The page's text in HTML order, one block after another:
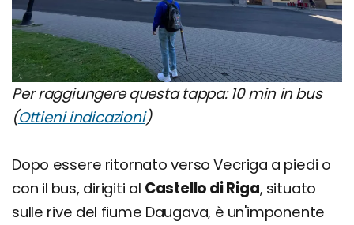
Per raggiungere questa tappa: 10 min in bus
(Ottieni indicazioni)
Dopo essere ritornato verso Vecriga a piedi o
con il bus, dirigiti al Castello di Riga, situato
sulle rive del fiume Daugava, è un'imponente